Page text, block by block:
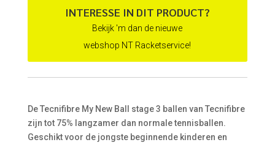
INTERESSE IN DIT PRODUCT?
Bekijk 'm dan de nieuwe
webshop NT Racketservice!
De Tecnifibre My New Ball stage 3 ballen van Tecnifibre
zijn tot 75% langzamer dan normale tennisballen.
Geschikt voor de jongste beginnende kinderen en